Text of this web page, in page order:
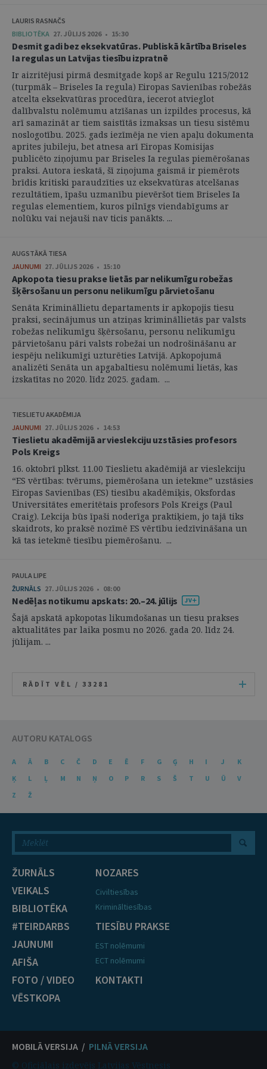
LAURIS RASNAČS
BIBLIOTĒKA 27. JŪLIJS 2026 • 15:30
Desmit gadi bez eksekvatūras. Publiskā kārtība Briseles
Ia regulas un Latvijas tiesību izpratnē
Ir aizritējusi pirmā desmitgade kopš ar Regulu 1215/2012
(turpmāk – Briseles Ia regula) Eiropas Savienības robežās
atcelta eksekvatūras procedūra, iecerot atvieglot
dalībvalstu nolēmumu atzīšanas un izpildes procesus, kā
arī samazināt ar tiem saistītās izmaksas un tiesu sistēmu
noslogotību. 2025. gads iezīmēja ne vien apaļu dokumenta
aprites jubileju, bet atnesa arī Eiropas Komisijas
publicēto ziņojumu par Briseles Ia regulas piemērošanas
praksi. Autora ieskatā, šī ziņojuma gaismā ir piemērots
brīdis kritiski paraudzīties uz eksekvatūras atcelšanas
rezultātiem, īpašu uzmanību pievēršot tiem Briseles Ia
regulas elementiem, kuros pilnīgs viendabīgums ar
nolūku vai nejauši nav ticis panākts. ...
AUGSTĀKĀ TIESA
JAUNUMI 27. JŪLIJS 2026 • 15:10
Apkopota tiesu prakse lietās par nelikumīgu robežas
šķērsošanu un personu nelikumīgu pārvietošanu
Senāta Krimināllietu departaments ir apkopojis tiesu
praksi, secinājumus un atziņas krimināllietās par valsts
robežas nelikumīgu šķērsošanu, personu nelikumīgu
pārvietošanu pāri valsts robežai un nodrošināšanu ar
iespēju nelikumīgi uzturēties Latvijā. Apkopojumā
analizēti Senāta un apgabaltiesu nolēmumi lietās, kas
izskatītas no 2020. līdz 2025. gadam. ...
TIESLIETU AKADĒMIJA
JAUNUMI 27. JŪLIJS 2026 • 14:53
Tieslietu akadēmijā ar vieslekciju uzstāsies profesors
Pols Kreigs
16. oktobrī plkst. 11.00 Tieslietu akadēmijā ar vieslekciju
“ES vērtības: tvērums, piemērošana un ietekme” uzstāsies
Eiropas Savienības (ES) tiesību akadēmiķis, Oksfordas
Universitātes emeritētais profesors Pols Kreigs (Paul
Craig). Lekcija būs īpaši noderīga praktiķiem, jo tajā tiks
skaidrots, ko praksē nozīmē ES vērtību iedzīvināšana un
kā tas ietekmē tiesību piemērošanu. ...
PAULA LIPE
ŽURNĀLS 27. JŪLIJS 2026 • 08:00
Nedēļas notikumu apskats: 20.–24. jūlijs
Šajā apskatā apkopotas likumdošanas un tiesu prakses
aktualitātes par laika posmu no 2026. gada 20. līdz 24.
jūlijam. ...
RĀDĪT VĒL / 33281
AUTORU KATALOGS
A Ā B C Č D E Ē F G Ģ H I J
K
Ķ
L Ļ M N Ņ O P R S Š T U Ū
V
Z
Ž
ŽURNĀLS
VEIKALS
BIBLIOTĒKA
#TEIRDARBS
JAUNUMI
AFIŠA
FOTO / VIDEO
VĒSTKOPA
NOZARES
Civiltiesības
Krimināltiesības
TIESĪBU PRAKSE
EST nolēmumi
ECT nolēmumi
KONTAKTI
MOBILĀ VERSIJA / PILNĀ VERSIJA
© Oficiālais izdevējs Latvijas Vēstnesis